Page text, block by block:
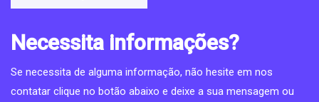
Necessita informações?
Se necessita de alguma informação, não hesite em nos
contatar clique no botão abaixo e deixe a sua mensagem ou